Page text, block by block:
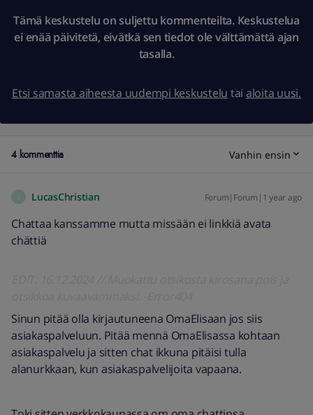
Tämä keskustelu on suljettu kommenteilta. Keskustelua
ei enää päivitetä, eivätkä sen tiedot ole välttämättä ajan
tasalla.
Etsi samasta aiheesta uudempi keskustelu tai aloita uusi.
4 kommenttia Vanhin ensin
LucasChristian Forum|Forum|1 year ago
Chattaa kanssamme mutta missään ei linkkiä avata
chättiä
Sinun pitää olla kirjautuneena OmaElisaan jos siis
asiakaspalveluun. Pitää mennä OmaElisassa kohtaan
asiakaspalvelu ja sitten chat ikkuna pitäisi tulla
alanurkkaan, kun asiakaspalvelijoita vapaana.